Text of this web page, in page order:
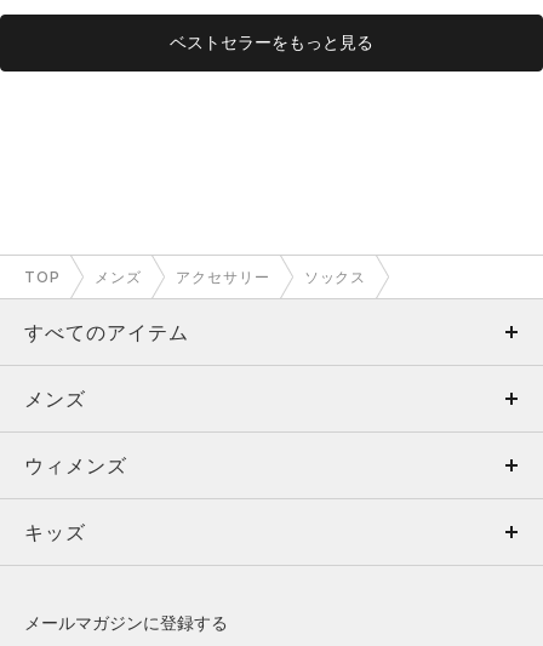
ベストセラーをもっと見る
TOP メンズ アクセサリー ソックス
すべてのアイテム
メンズ
ウィメンズ
キッズ
メンズ
トップス
ボトムス
ウィメンズ
トップス
キッズ
メールマガジンに登録する